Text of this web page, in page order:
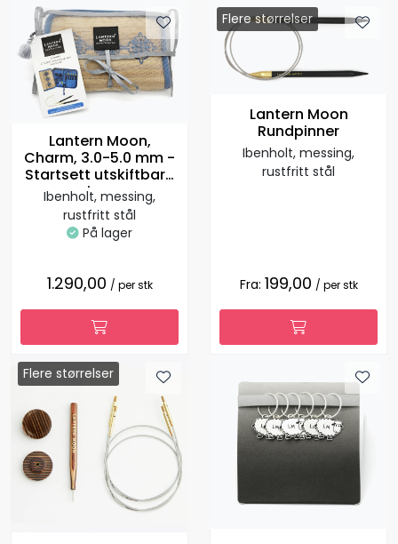
Lantern Moon,
Charm, 3.0-5.0 mm -
Startsett utskiftbare
pinner
Ibenholt, messing,
rustfritt stål
På lager
1.290,00 / per stk
Flere størrelser
Lantern Moon
Rundpinner
Ibenholt, messing,
rustfritt stål
Fra: 199,00 / per stk
Flere størrelser